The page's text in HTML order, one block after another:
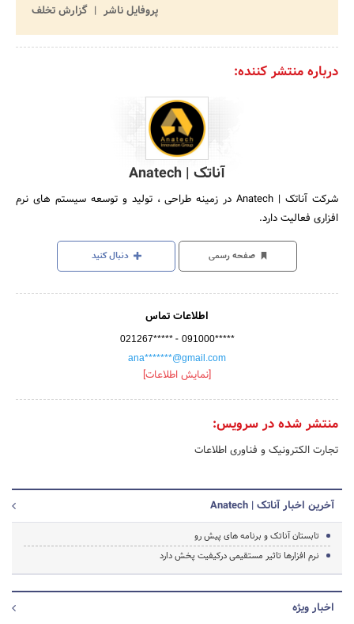
پروفایل ناشر گزارش تخلف
درباره منتشر کننده:
آناتک | Anatech
شرکت آناتک | Anatech در زمینه طراحی ، تولید و توسعه سیستم های نرم
افزاری فعالیت دارد.
صفحه رسمی دنبال کنید
اطلاعات تماس
021267***** - 091000*****
ana*******@gmail.com
[نمایش اطلاعات]
منتشر شده در سرویس:
تجارت الکترونیک و فناوری اطلاعات
آخرین اخبار آناتک | Anatech
تابستان آناتک و برنامه های پیش رو
نرم افزارها تاثیر مستقیمی درکیفیت پخش دارد
اخبار ویژه